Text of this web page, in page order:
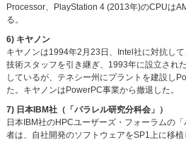
Processor、PlayStation 4 (2013年)のCPUは
る。
6) キヤノン
キヤノンは1994年2月23日、Intel社に対抗し
技術スタッフを引き継ぎ、1993年に設立され
しているが、テネシー州にプラントを建設し
た。キヤノンはPowerPC事業から撤退した。
7) 日本IBM社（「パラレル研究分科会」）
日本IBM社のHPCユーザーズ・フォーラムの
者は、自社開発のソフトウェアをSP1上に移